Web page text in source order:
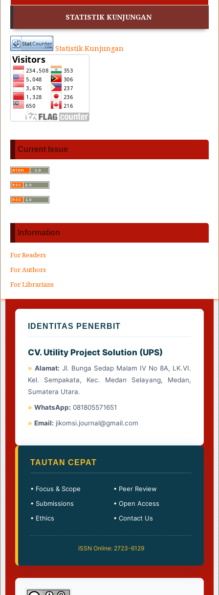
STATISTIK KUNJUNGAN
Statistik Kunjungan
Current Issue
Information
For Readers
For Authors
For Librarians
IDENTITAS PENERBIT
CV. Utility Project Solution (UPS)
» Alamat: Jl. Bunga Sedap Malam IV No 8A, LK.VI.
Kel. Sempakata, Kec. Medan Selayang, Medan,
Sumatera Utara.
» WhatsApp: 081805571651
» Email: jikomsi.journal@gmail.com
TAUTAN CEPAT
• Focus & Scope
• Peer Review
• Submissions
• Open Access
• Ethics
• Contact Us
ISSN Online: 2723-6129